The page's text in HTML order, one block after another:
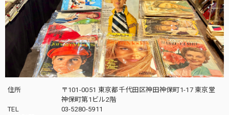
住所
〒101-0051 東京都千代田区神田神保町1-17 東京堂
神保町第1ビル2階
TEL
03-5280-5911